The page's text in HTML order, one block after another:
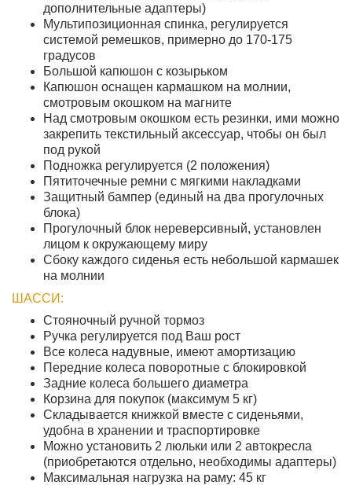
дополнительные адаптеры)
Мультипозиционная спинка, регулируется
системой ремешков, примерно до 170-175
градусов
Большой капюшон с козырьком
Капюшон оснащен кармашком на молнии,
смотровым окошком на магните
Над смотровым окошком есть резинки, ими можно
закрепить текстильный аксессуар, чтобы он был
под рукой
Подножка регулируется (2 положения)
Пятиточечные ремни с мягкими накладками
Защитный бампер (единый на два прогулочных
блока)
Прогулочный блок нереверсивный, установлен
лицом к окружающему миру
Сбоку каждого сиденья есть небольшой кармашек
на молнии
ШАССИ:
Стояночный ручной тормоз
Ручка регулируется под Ваш рост
Все колеса надувные, имеют амортизацию
Передние колеса поворотные с блокировкой
Задние колеса большего диаметра
Корзина для покупок (максимум 5 кг)
Складывается книжкой вместе с сиденьями,
удобна в хранении и траспортировке
Можно установить 2 люльки или 2 автокресла
(приобретаются отдельно, необходимы адаптеры)
Максимальная нагрузка на раму: 45 кг